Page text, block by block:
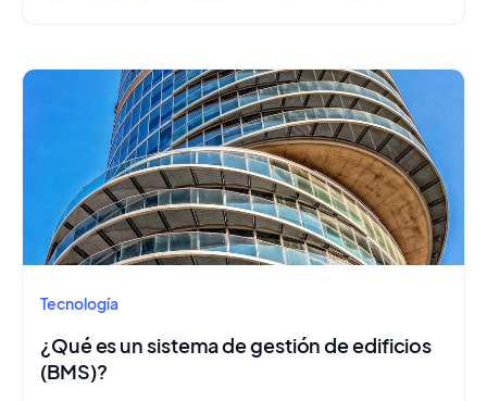
Tecnología
¿Qué es un sistema de gestión de edificios
(BMS)?